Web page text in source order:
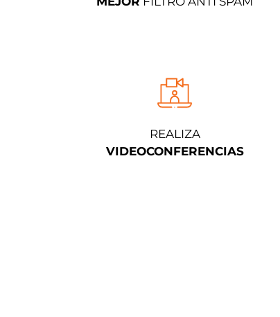
REALIZA
VIDEOCONFERENCIAS